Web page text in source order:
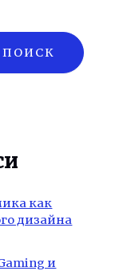
ПОИСК
как
дизайна
и